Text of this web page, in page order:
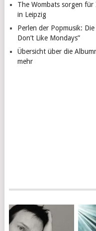
The Wombats sorgen
in Leipzig
Perlen der Popmusik:
Don’t Like Mondays”
Übersicht über die
mehr